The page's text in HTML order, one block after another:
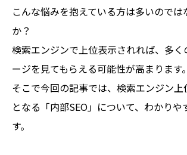
こんな悩みを抱えている方は多いのでは
か？
検索エンジンで上位表示されれば、多く
ージを見てもらえる可能性が高まります。
そこで今回の記事では、検索エンジン
となる「内部SEO」について、わかりや
す。